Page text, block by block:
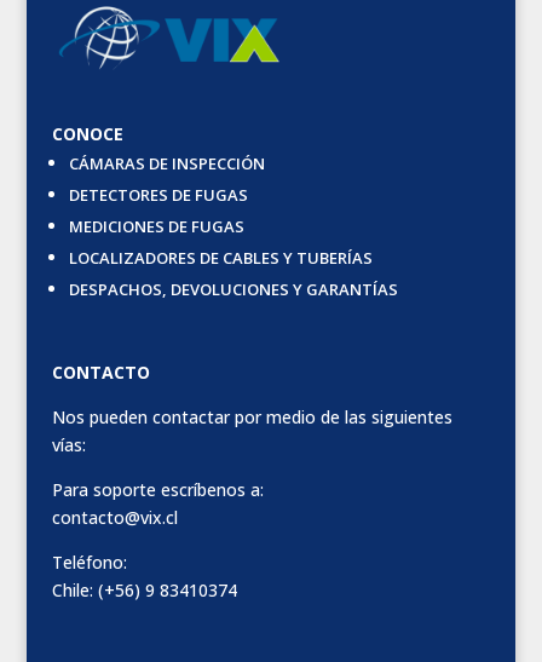
CONOCE
CÁMARAS DE INSPECCIÓN
DETECTORES DE FUGAS
MEDICIONES DE FUGAS
LOCALIZADORES DE CABLES Y TUBERÍAS
DESPACHOS, DEVOLUCIONES Y GARANTÍAS
CONTACTO
Nos pueden contactar por medio de las siguientes
vías:
Para soporte escríbenos a:
contacto@vix.cl
Teléfono:
Chile: (+56) 9 83410374